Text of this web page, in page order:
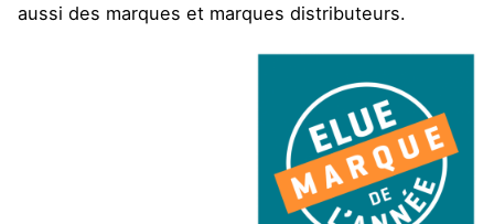
aussi des marques et marques distributeurs.